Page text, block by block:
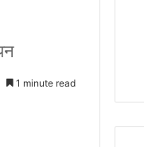
1 minute read